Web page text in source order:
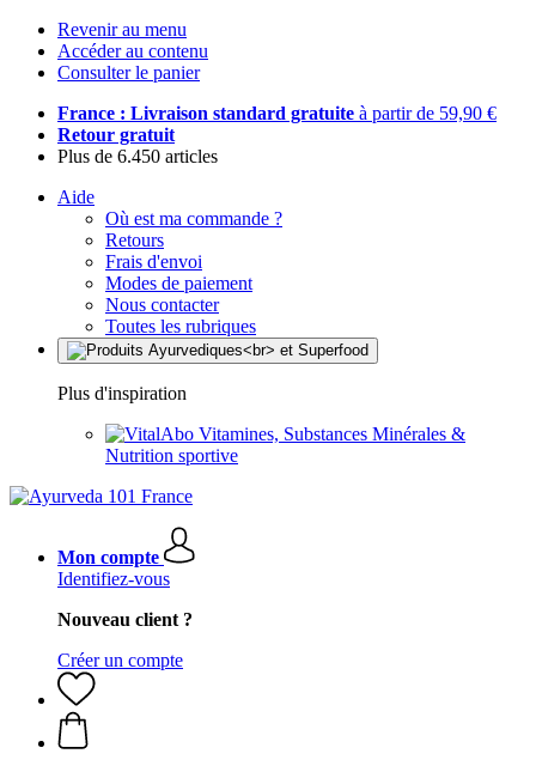
Revenir au menu
Accéder au contenu
Consulter le panier
France : Livraison standard gratuite à partir de 59,90 €
Retour gratuit
Plus de 6.450 articles
Aide
Où est ma commande ?
Retours
Frais d'envoi
Modes de paiement
Nous contacter
Toutes les rubriques
Plus d'inspiration
Vitamines, Substances Minérales &
Nutrition sportive
Mon compte
Identifiez-vous
Nouveau client ?
Créer un compte